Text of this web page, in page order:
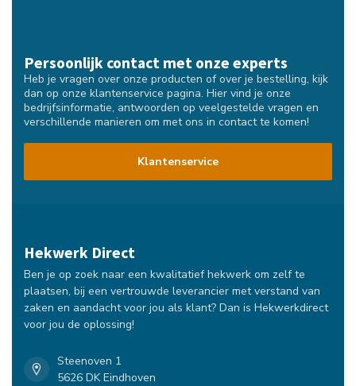
Persoonlijk contact met onze experts
Heb je vragen over onze producten of over je bestelling, kijk
dan op onze klantenservice pagina. Hier vind je onze
bedrijfsinformatie, antwoorden op veelgestelde vragen en
verschillende manieren om met ons in contact te komen!
Klantenservice
Hekwerk Direct
Ben je op zoek naar een kwalitatief hekwerk om zelf te
plaatsen, bij een vertrouwde leverancier met verstand van
zaken en aandacht voor jou als klant? Dan is Hekwerkdirect
voor jou de oplossing!
Steenoven 1
5626 DK Eindhoven